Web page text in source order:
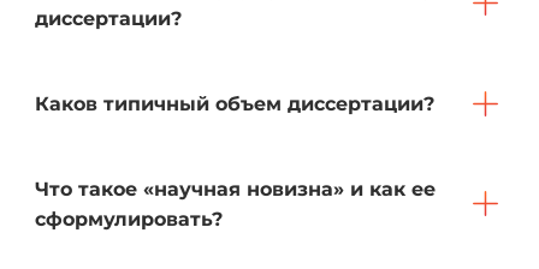
диссертации?
Каков типичный объем диссертации?
Что такое «научная новизна» и как ее
сформулировать?